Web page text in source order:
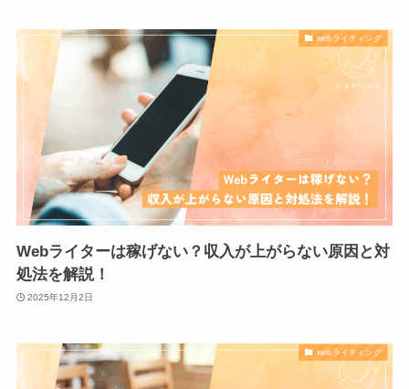
webライティング
Webライターは稼げない？収入が上がらない原因と対
処法を解説！
2025年12月2日
webライティング